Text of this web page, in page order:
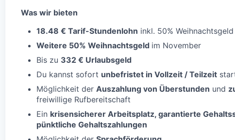
Was wir bieten
18.48 € Tarif-Stundenlohn inkl. 50%
Weitere 50% Weihnachtsgeld im November
Bis zu 332 € Urlaubsgeld
Du kannst sofort unbefristet in Vollzeit / Teilzeit
Möglichkeit der Auszahlung von Überstunden und
freiwillige Rufbereitschaft
Ein krisensicherer Arbeitsplatz, garantierte
pünktliche Gehaltszahlungen